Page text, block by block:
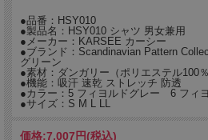
●品番：HSY010
●製品名：HSY010 シャツ 男女兼用
●メーカー：KARSEE カーシー
●ブランド：Scandinavian Pattern
グリーン
●素材：ダンガリー（ポリエステル100％
●機能：吸汗 速乾 ストレッチ 防透
●カラー：5 フィヨルドグレー 6 フィ
●サイズ：S M L LL
価格:7,007円(税込)